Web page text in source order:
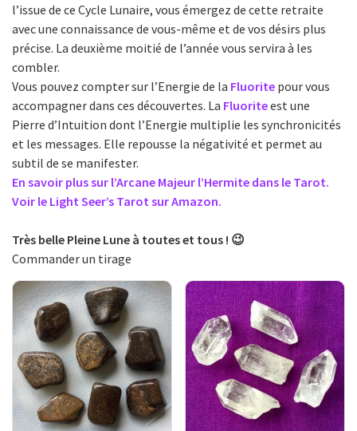
l’issue de ce Cycle Lunaire, vous émergez de cette retraite
avec une connaissance de vous-même et de vos désirs plus
précise. La deuxième moitié de l’année vous servira à les
combler.
Vous pouvez compter sur l’Energie de la Fluorite pour vous
accompagner dans ces découvertes. La Fluoriteest une
Pierre d’Intuition dont l’Energie multiplie les synchronicités
et les messages. Elle repousse la négativité et permet au
subtil de se manifester.
En savoir plus sur l’Arcane Majeur l’Hermite dans le Tarot.
Voir le Light Seer’s Tarot sur Amazon.
Très belle Pleine Lune à toutes et tous ! 😉
Commander un tirage